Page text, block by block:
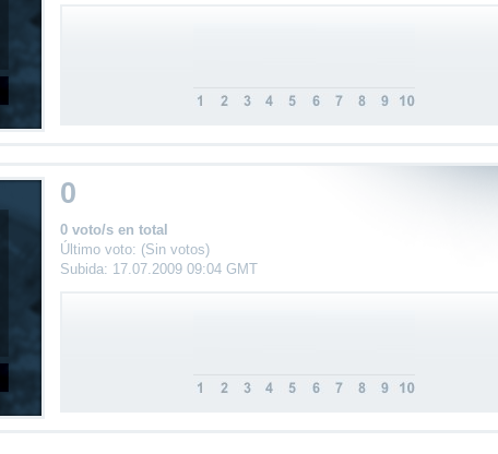
0
0 voto/s en total
Último voto: (Sin votos)
Subida: 17.07.2009 09:04 GMT